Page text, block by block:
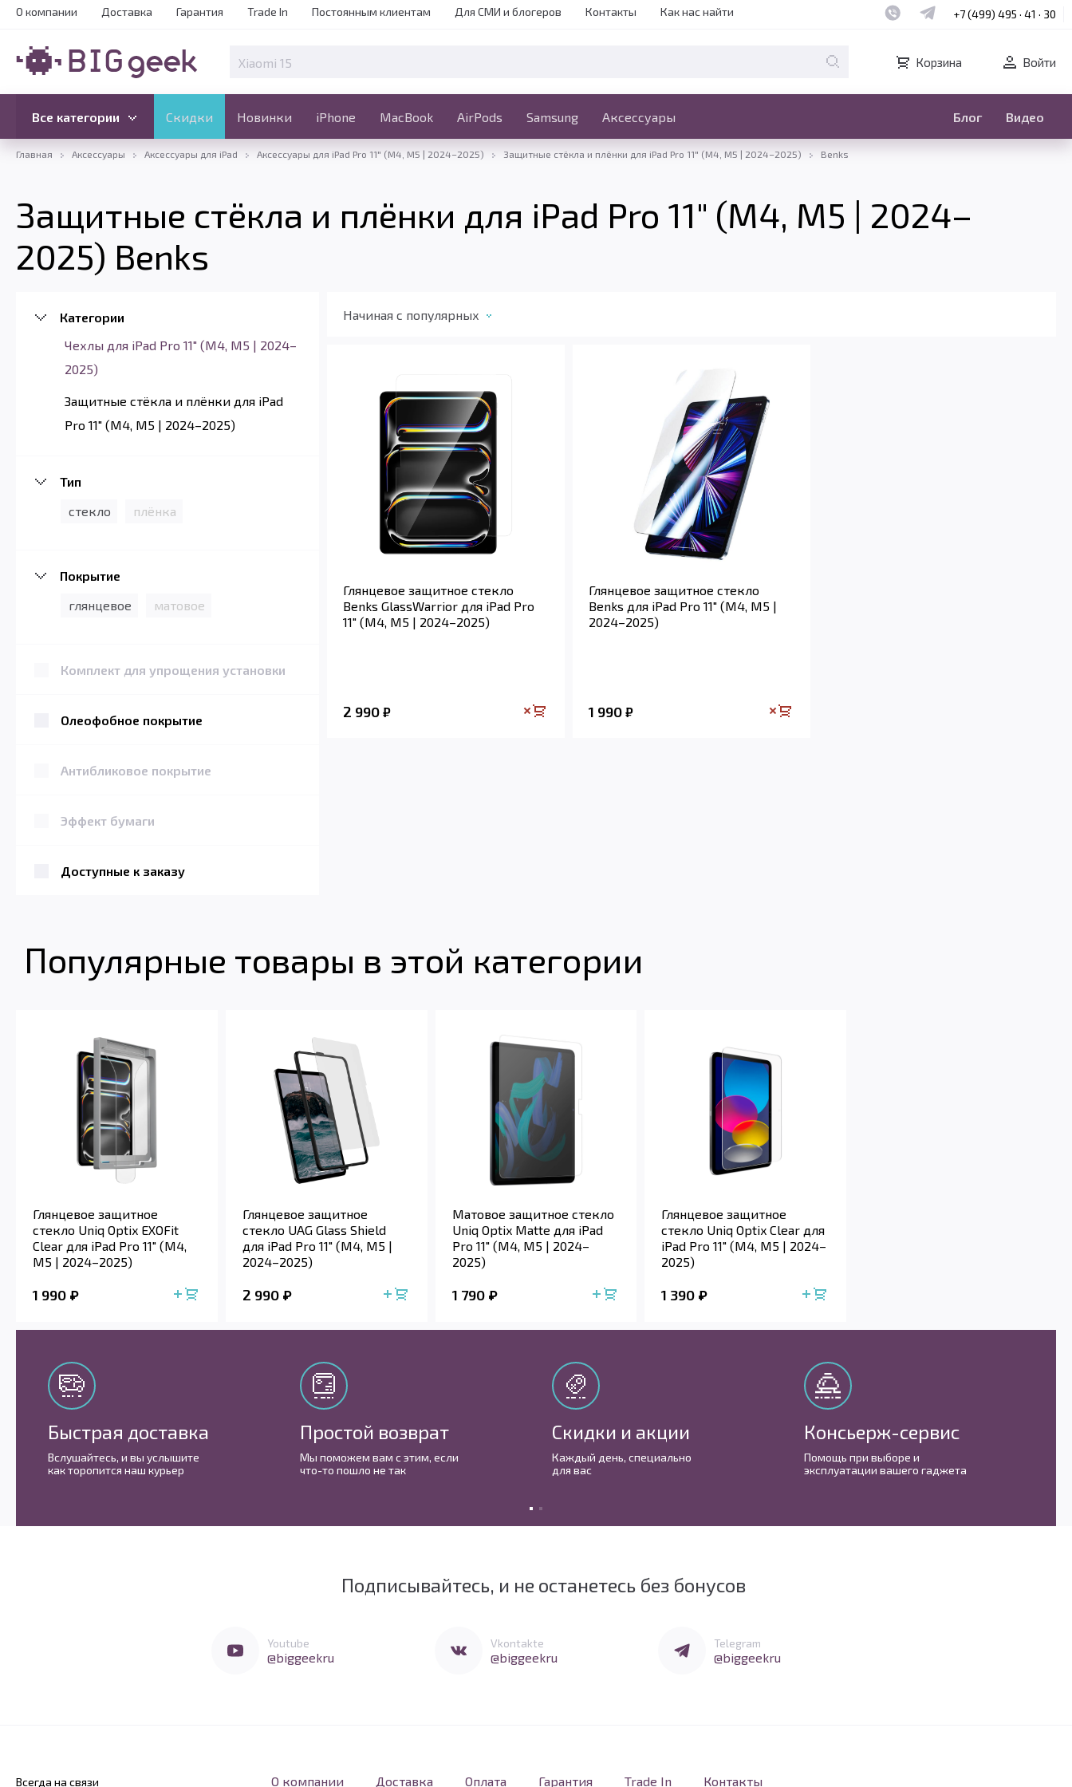
О компании Доставка Гарантия Trade In Постоянным клиентам Для СМИ и блогеров Контакты Как нас найти Наш whatsapp
Наш telegram
+7 (499) 495 · 41 · 30
Корзина Войти
Все категории Скидки Новинки iPhone MacBook AirPods Samsung Аксессуары Блог Видео
Скидки Новинки iPhone MacBook
Все категории Ещё
Главная Аксессуары Аксессуары для iPad Аксессуары для iPad Pro 11" (M4, M5 | 2024–2025) Защитные стёкла и плёнки для iPad Pro 11" (M4, M5 | 2024–2025) Benks
Защитные стёкла и плёнки для iPad Pro 11" (M4, M5 | 2024–
2025) Benks
Категории
Чехлы для iPad Pro 11" (M4, M5 | 2024–
2025)
Защитные стёкла и плёнки для iPad
Pro 11" (M4, M5 | 2024–2025)
Тип
стекло
плёнка
Покрытие
глянцевое
матовое
Комплект для упрощения установки
Олеофобное покрытие
Антибликовое покрытие
Эффект бумаги
Доступные к заказу
Начиная c популярных
Глянцевое защитное стекло
Benks GlassWarrior для iPad Pro
11" (M4, M5 | 2024–2025)
2 990 ₽
Глянцевое защитное стекло
Benks для iPad Pro 11" (M4, M5 |
2024–2025)
1 990 ₽
Популярные товары в этой категории
Глянцевое защитное
стекло Uniq Optix EXOFit
Clear для iPad Pro 11" (M4,
M5 | 2024–2025)
1 990
Глянцевое защитное
стекло UAG Glass Shield
для iPad Pro 11" (M4, M5 |
2024–2025)
2 990
Матовое защитное стекло
Uniq Optix Matte для iPad
Pro 11" (M4, M5 | 2024–
2025)
1 790
Глянцевое защитное
стекло Uniq Optix Clear для
iPad Pro 11" (M4, M5 | 2024–
2025)
1 390
Быстрая доставка
Вслушайтесь, и вы услышите
как торопится наш курьер
Простой возврат
Мы поможем вам с этим, если
что-то пошло не так
Скидки и акции
Каждый день, cпециально
для вас
Консьерж-сервис
Помощь при выборе и
эксплуатации вашего гаджета
Подписывайтесь, и не останетесь без бонусов
Youtube
@biggeekru
Vkontakte
@biggeekru
Telegram
@biggeekru
О компании Доставка Оплата Гарантия Trade In Контакты
Всегда на связи